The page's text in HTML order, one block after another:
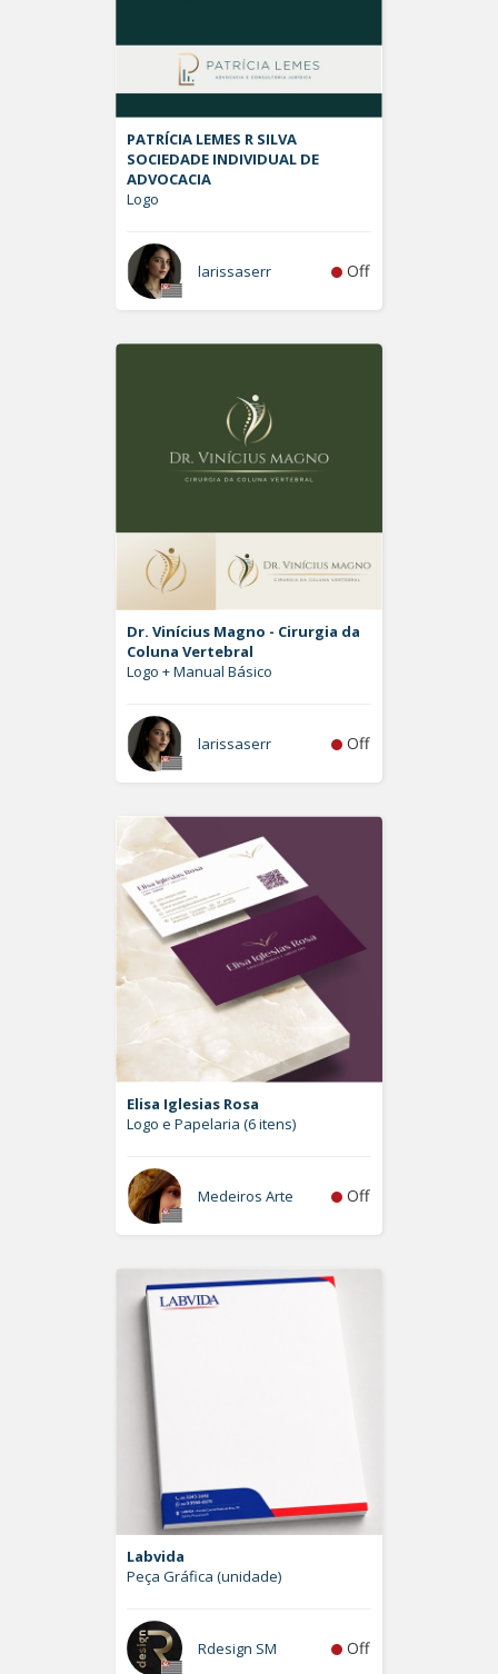
PATRÍCIA LEMES R SILVA
SOCIEDADE INDIVIDUAL DE
ADVOCACIA
Logo
larissaserr Off
Dr. Vinícius Magno - Cirurgia da
Coluna Vertebral
Logo + Manual Básico
larissaserr Off
Elisa Iglesias Rosa
Logo e Papelaria (6 itens)
Medeiros Arte Off
Labvida
Peça Gráfica (unidade)
Rdesign SM Off